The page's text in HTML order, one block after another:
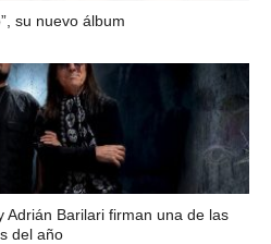
su nuevo álbum
Adrián Barilari firman una de las
del año